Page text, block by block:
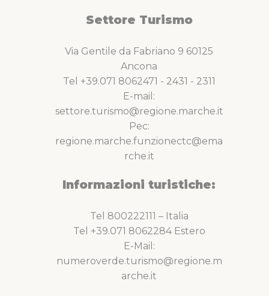
Settore Turismo
Via Gentile da Fabriano 9 60125
Ancona
Tel +39.071 8062471 - 2431 - 2311
E-mail:
settore.turismo@regione.marche.it
Pec:
regione.marche.funzionectc@ema
rche.it
Informazioni turistiche:
Tel 800222111 – Italia
Tel +39.071 8062284 Estero
E-Mail:
numeroverde.turismo@regione.m
arche.it